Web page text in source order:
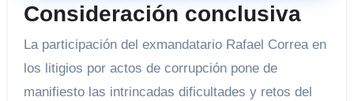
Consideración conclusiva
La participación del exmandatario Rafael Correa en
los litigios por actos de corrupción pone de
manifiesto las intrincadas dificultades y retos del